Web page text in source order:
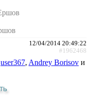
12/04/2014 20:49:22
#1962468
user367, Andrey Borisov и